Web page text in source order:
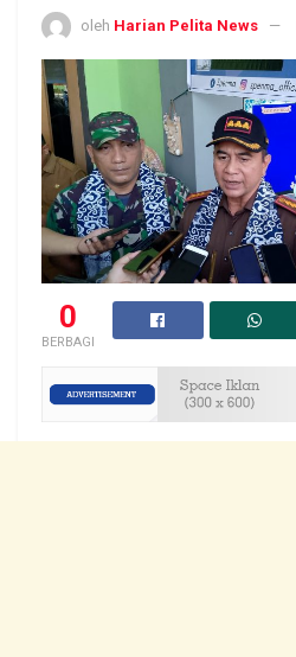
oleh Harian Pelita News
0
BERBAGI